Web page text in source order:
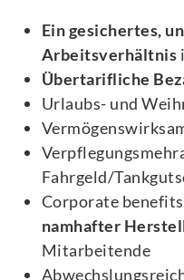
Ein gesichertes,
Arbeitsverhältnis
Übertarifliche
Urlaubs- und
Fahrgeld/
Corporate benefits
namhafter
Mitarbeitende